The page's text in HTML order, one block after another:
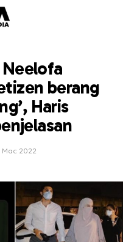
berang
Haris
Mac 2022